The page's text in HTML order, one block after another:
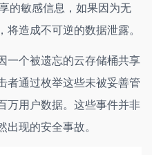
的敏感信息，如果因为无
将造成不可逆的数据泄露。
一个被遗忘的云存储桶共享
者通过枚举这些未被妥善管
万用户数据。这些事件并非
出现的安全事故。